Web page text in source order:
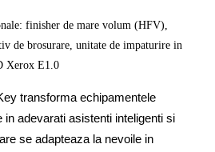
finisher de mare volum (HFV),
de brosurare, unitate de impaturire in
Xerox E1.0
transforma echipamentele
in adevarati asistenti inteligenti si
se adapteaza la nevoile in